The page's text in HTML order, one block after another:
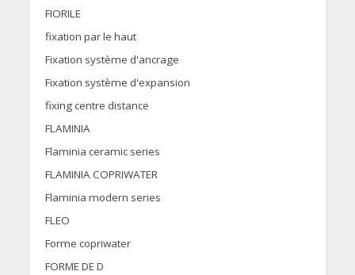
FIORILE
fixation par le haut
Fixation système d'ancrage
Fixation système d'expansion
fixing centre distance
FLAMINIA
Flaminia ceramic series
FLAMINIA COPRIWATER
Flaminia modern series
FLEO
Forme copriwater
FORME DE D